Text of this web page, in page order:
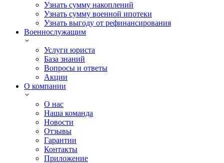
Узнать сумму накоплений
Узнать сумму военной ипотеки
Узнать выгоду от рефинансирования
Военнослужащим
Услуги юриста
База знаний
Вопросы и ответы
Акции
О компании
О нас
Наша команда
Новости
Отзывы
Гарантии
Контакты
Приложение